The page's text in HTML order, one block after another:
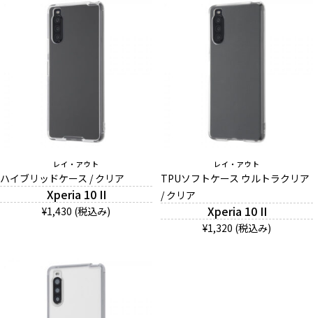
レイ・アウト
ハイブリッドケース / クリア
Xperia 10 II
¥1,430 (税込み)
レイ・アウト
TPUソフトケース ウルトラクリア
/ クリア
Xperia 10 II
¥1,320 (税込み)